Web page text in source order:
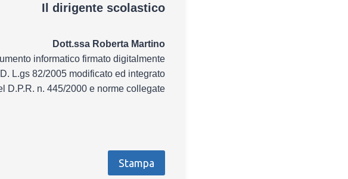
Il dirigente scolastico
Dott.ssa Roberta Martino
informatico firmato digitalmente
L.gs 82/2005 modificato ed integrato
D.P.R. n. 445/2000 e norme collegate
Stampa